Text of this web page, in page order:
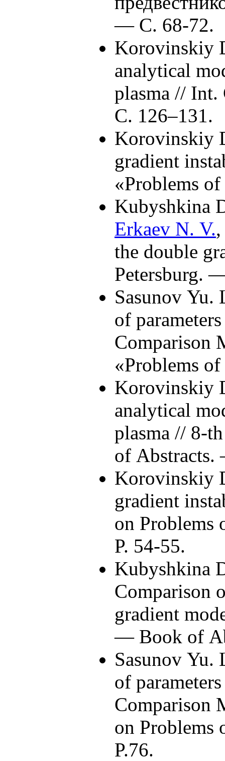
— С. 68-72.
Korovinskiy
analytical
plasma //
С. 126–131.
Korovinskiy
gradient
«Problems
Kubyshkina
Erkaev N. V.
the double
Petersburg.
Sasunov Yu.
of
Comparison
«Problems
Korovinskiy
analytical
plasma // 8-
of
Korovinskiy
gradient
on
P. 54-55.
Kubyshkina
Comparison
gradient
— Book of
Sasunov Yu.
of
Comparison
on
P.76.